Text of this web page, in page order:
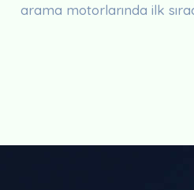
arama motorlarında ilk